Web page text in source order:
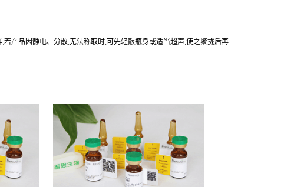
产品因静电、分散,无法称取时,可先轻敲瓶身或适当超声,使之聚拢后再